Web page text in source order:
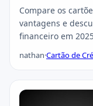
Compare os
vantagens e
financeiro em
nathan·Cartão de